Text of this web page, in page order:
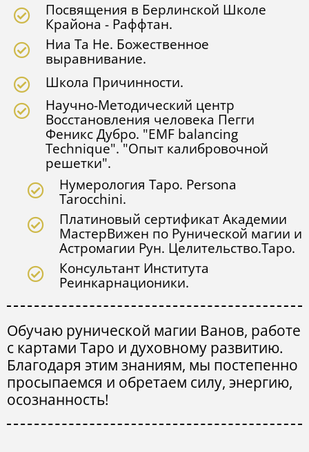
Посвящения в Берлинской Школе
Крайона - Раффтан.
Ниа Та Не. Божественное
выравнивание.
Школа Причинности.
Научно-Методический центр
Восстановления человека Пегги
Феникс Дубро. "EMF balancing
Technique". "Опыт калибровочной
решетки".
Нумерология Таро. Persona
Tarocchini.
Платиновый сертификат Академии
МастерВижен по Рунической магии и
Астромагии Рун. Целительство.Таро.
Консультант Института
Реинкарнационики.
Обучаю рунической магии Ванов, работе
с картами Таро и духовному развитию.
Благодаря этим знаниям, мы постепенно
просыпаемся и обретаем силу, энергию,
осознанность!